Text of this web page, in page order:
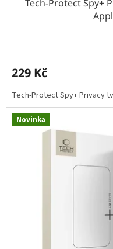
Tech-Protect Spy+
229 Kč
Tech-Protect Spy+ Privacy
Novinka